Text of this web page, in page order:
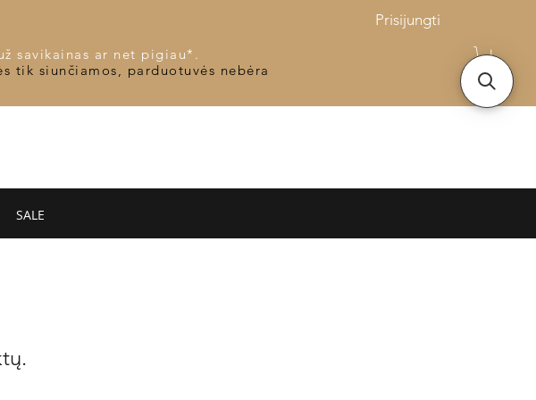
Prisijungti
savikainas ar net pigiau*.
tik siunčiamos, parduotuvės nebėra
SALE